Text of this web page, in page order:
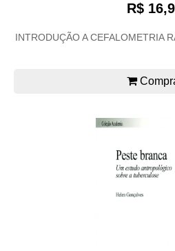
R$
INTRODUÇÃO A CEFALOMETRIA